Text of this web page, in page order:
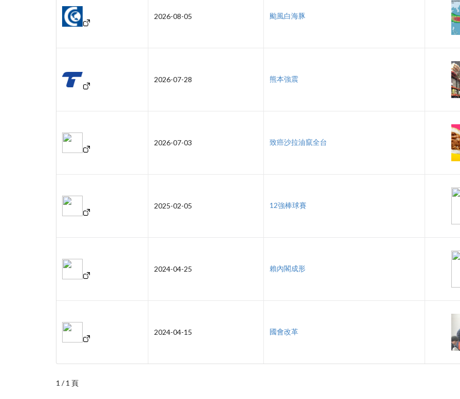
2026-08-05 颱風白海豚
2026-07-28 熊本強震
2026-07-03 致癌沙拉油竄全台
2025-02-05 12強棒球賽
2024-04-25 賴內閣成形
2024-04-15 國會改革
1 / 1 頁